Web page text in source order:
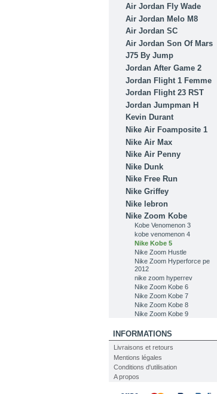
Air Jordan Fly Wade
Air Jordan Melo M8
Air Jordan SC
Air Jordan Son Of Mars
J75 By Jump
Jordan After Game 2
Jordan Flight 1 Femme
Jordan Flight 23 RST
Jordan Jumpman H
Kevin Durant
Nike Air Foamposite 1
Nike Air Max
Nike Air Penny
Nike Dunk
Nike Free Run
Nike Griffey
Nike lebron
Nike Zoom Kobe
Kobe Venomenon 3
kobe venomenon 4
Nike Kobe 5
Nike Zoom Hustle
Nike Zoom Hyperforce pe
2012
nike zoom hyperrev
Nike Zoom Kobe 6
Nike Zoom Kobe 7
Nike Zoom Kobe 8
Nike Zoom Kobe 9
INFORMATIONS
Livraisons et retours
Mentions légales
Conditions d'utilisation
A propos